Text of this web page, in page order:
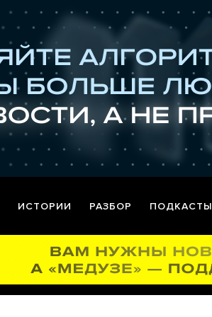
ИСТОРИИ РАЗБОР ПОДКАСТЫ